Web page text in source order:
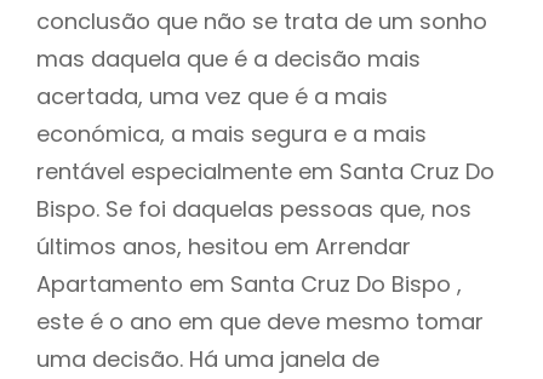
conclusão que não se trata de um sonho
mas daquela que é a decisão mais
acertada, uma vez que é a mais
económica, a mais segura e a mais
rentável especialmente em Santa Cruz Do
Bispo. Se foi daquelas pessoas que, nos
últimos anos, hesitou em Arrendar
Apartamento em Santa Cruz Do Bispo ,
este é o ano em que deve mesmo tomar
uma decisão. Há uma janela de